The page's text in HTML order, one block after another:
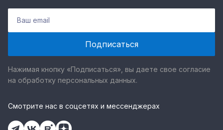
Нажимая кнопку «Подписаться», вы даете свое согласие
на обработку персональных данных.
Смотрите нас в соцсетях и мессенджерах